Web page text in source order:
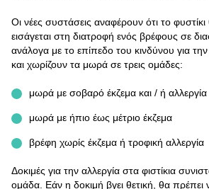
Οι νέες συστάσεις αναφέρουν ότι το
εισάγεται στη διατροφή ενός βρέφους σε
ανάλογα με το επίπεδο του κινδύνου για
και χωρίζουν τα μωρά σε τρεις ομάδες:
μωρά με σοβαρό έκζεμα και / ή
μωρά με ήπιο έως μέτριο έκζεμα
βρέφη χωρίς έκζεμα ή τροφική αλλεργία
Δοκιμές για την αλλεργία στα φιστίκια
ομάδα. Εάν η δοκιμή βγει θετική, θα πρέπει